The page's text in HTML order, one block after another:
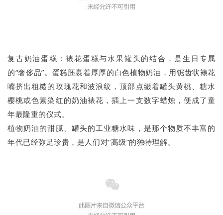
复古奶油蛋糕：裱花蛋糕与水果罐头的结合，是生日专属
的“奢侈品”。蛋糕胚裹着厚厚的白色植物奶油，用锯齿状裱花
嘴挤出粗糙的玫瑰花和波浪纹，顶部点缀着罐头黄桃、糖水
樱桃或色素染红的奶油裱花，插上一支数字蜡烛，便成了童
年最隆重的仪式。
植物奶油的甜腻、罐头的工业糖水味，是那个物质不丰富的
年代已经弥足珍贵，是人们对“高级”的独特理解。